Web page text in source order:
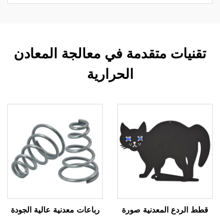
تقنيات متقدمة في معالجة المعادن
الحرارية
قطط الردع المعدنية صورة
رباعات معدنية عالية الجودة